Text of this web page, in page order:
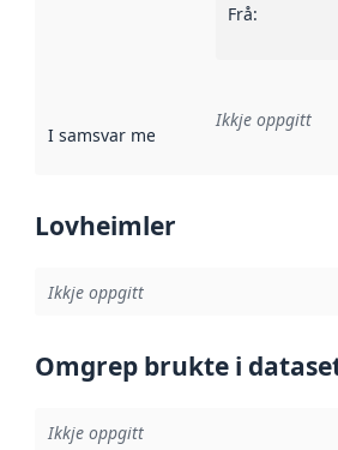
Frå:
I samsvar med Referanse til ei
Ikkje oppgitt
Lovheimler
Ikkje oppgitt
Omgrep brukte i
Ikkje oppgitt